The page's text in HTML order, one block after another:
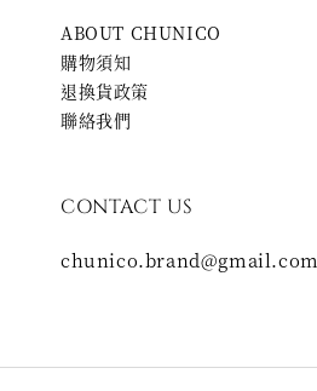
ABOUT CHUNICO
購物須知
退換貨政策
聯絡我們
CONTACT US
chunico.brand@gmail.com